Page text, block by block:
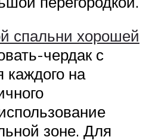
спальни хорошей
чердак с
на
зоне. Для